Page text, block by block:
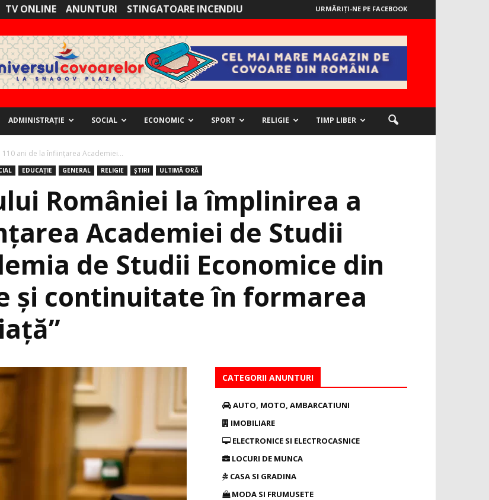
TV ONLINE ANUNTURI STINGATOARE INCENDIU URMĂRIȚI-NE PE FACEBOOK
ADMINISTRAȚIE SOCIAL ECONOMIC SPORT RELIGIE TIMP LIBER
ani de la înființarea Academiei...
EDUCAȚIE GENERAL RELIGIE ȘTIRI ULTIMĂ ORĂ
României la împlinirea a
Academiei de Studii
de Studii Economice din
și continuitate în formarea
CATEGORII ANUNTURI
AUTO, MOTO, AMBARCATIUNI
IMOBILIARE
ELECTRONICE SI ELECTROCASNICE
LOCURI DE MUNCA
CASA SI GRADINA
MODA SI FRUMUSETE